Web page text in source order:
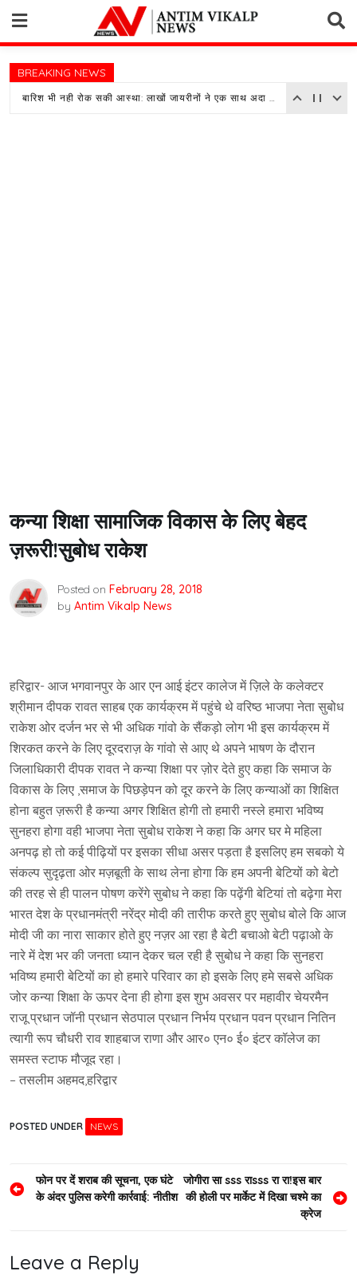
content
BREAKING NEWS
बारिश भी नही रोक सकी आस्था: लाखों जायरीनों ने एक साथ अदा की जुमे की नमाज
कन्या शिक्षा सामाजिक विकास के लिए बेहद
ज़रूरी!सुबोध राकेश
Posted on February 28, 2018
by Antim Vikalp News
हरिद्वार- आज भगवानपुर के आर एन आई इंटर कालेज में ज़िले के कलेक्टर
श्रीमान दीपक रावत साहब एक कार्यक्रम में पहुंचे थे वरिष्ठ भाजपा नेता सुबोध
राकेश ओर दर्जन भर से भी अधिक गांवो के सैंकड़ो लोग भी इस कार्यक्रम में
शिरकत करने के लिए दूरदराज़ के गांवो से आए थे अपने भाषण के दौरान
जिलाधिकारी दीपक रावत ने कन्या शिक्षा पर ज़ोर देते हुए कहा कि समाज के
विकास के लिए ,समाज के पिछड़ेपन को दूर करने के लिए कन्याओं का शिक्षित
होना बहुत ज़रूरी है कन्या अगर शिक्षित होगी तो हमारी नस्ले हमारा भविष्य
सुनहरा होगा वही भाजपा नेता सुबोध राकेश ने कहा कि अगर घर मे महिला
अनपढ़ हो तो कई पीढ़ियों पर इसका सीधा असर पड़ता है इसलिए हम सबको ये
संकल्प सुदृढ़ता ओर मज़बूती के साथ लेना होगा कि हम अपनी बेटियों को बेटो
की तरह से ही पालन पोषण करेंगे सुबोध ने कहा कि पढ़ेंगी बेटियां तो बढ़ेगा मेरा
भारत देश के प्रधानमंत्री नरेंद्र मोदी की तारीफ करते हुए सुबोध बोले कि आज
मोदी जी का नारा साकार होते हुए नज़र आ रहा है बेटी बचाओ बेटी पढ़ाओ के
नारे में देश भर की जनता ध्यान देकर चल रही है सुबोध ने कहा कि सुनहरा
भविष्य हमारी बेटियों का हो हमारे परिवार का हो इसके लिए हमे सबसे अधिक
जोर कन्या शिक्षा के ऊपर देना ही होगा इस शुभ अवसर पर महावीर चेयरमैन
राजू प्रधान जॉनी प्रधान सेठपाल प्रधान निर्भय प्रधान पवन प्रधान नितिन
त्यागी रूप चौधरी राव शाहबाज राणा और आर० एन० ई० इंटर कॉलेज का
समस्त स्टाफ मौजूद रहा।
– तसलीम अहमद,हरिद्वार
POSTED UNDER NEWS
Post
navigation
फोन पर दें शराब की सूचना, एक घंटे
के अंदर पुलिस करेगी कार्रवाई: नीतीश
जोगीरा सा sss राsss रा रा!इस बार
की होली पर मार्केट में दिखा चश्मे का
क्रेज
Leave a Reply